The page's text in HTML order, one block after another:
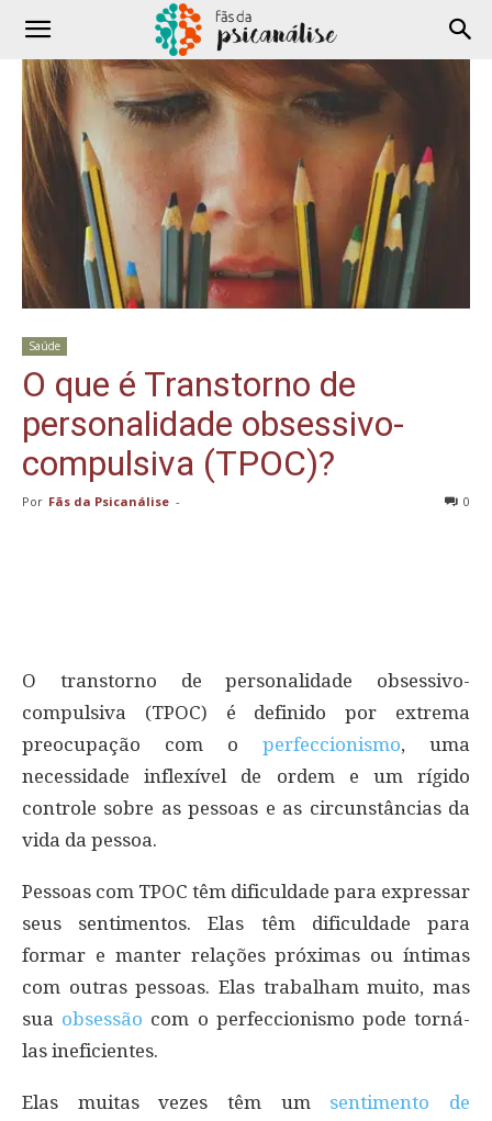
Saúde
O que é Transtorno de
personalidade obsessivo-
compulsiva (TPOC)?
Por Fãs da Psicanálise - 0
O transtorno de personalidade obsessivo-
compulsiva (TPOC) é definido por extrema
preocupação com o perfeccionismo, uma
necessidade inflexível de ordem e um rígido
controle sobre as pessoas e as circunstâncias da
vida da pessoa.
Pessoas com TPOC têm dificuldade para expressar
seus sentimentos. Elas têm dificuldade para
formar e manter relações próximas ou íntimas
com outras pessoas. Elas trabalham muito, mas
sua obsessão com o perfeccionismo pode torná-
las ineficientes.
Elas muitas vezes têm um sentimento de